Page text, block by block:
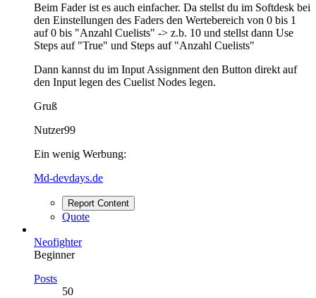
Beim Fader ist es auch einfacher. Da stellst du im Softdesk bei
den Einstellungen des Faders den Wertebereich von 0 bis 1
auf 0 bis "Anzahl Cuelists" -> z.b. 10 und stellst dann Use
Steps auf "True" und Steps auf "Anzahl Cuelists"
Dann kannst du im Input Assignment den Button direkt auf
den Input legen des Cuelist Nodes legen.
Gruß
Nutzer99
Ein wenig Werbung:
Md-devdays.de
Report Content
Quote
Neofighter
Beginner
Posts
50